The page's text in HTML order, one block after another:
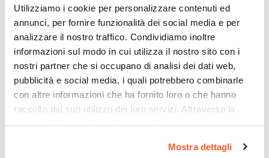
Utilizziamo i cookie per personalizzare contenuti ed
annunci, per fornire funzionalità dei social media e per
analizzare il nostro traffico. Condividiamo inoltre
informazioni sul modo in cui utilizza il nostro sito con i
nostri partner che si occupano di analisi dei dati web,
pubblicità e social media, i quali potrebbero combinarle
con altre informazioni che ha fornito loro o che hanno
raccolto dal suo utilizzo dei loro servizi. Attraverso la
sezione "Mostra dettagli" è possibile gestire le proprie
momento. Per maggiori informazioni si invita a leggere la
Mostra dettagli
Anticalcare
Si
Spessore Anta
6 mm
Materiale Profilo
Alluminio
Colore Profilo
Cromo
CODICE:LGC-C
con deviatore due uscite in
acciaio cromato - Logica
€ 117,00
CODICE:GLAMM
idromassaggio alluminio
silver - Glamm
€ 215,00